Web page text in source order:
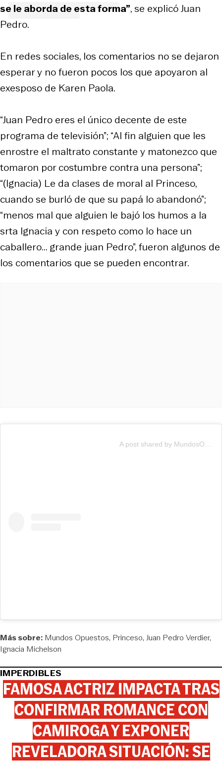
se le aborda de esta forma”, se explicó Juan
Pedro.
En redes sociales, los comentarios no se dejaron
esperar y no fueron pocos los que apoyaron al
exesposo de Karen Paola.
“Juan Pedro eres el único decente de este
programa de televisión”; “Al fin alguien que les
enrostre el maltrato constante y matonezco que
tomaron por costumbre contra una persona”;
“(Ignacia) Le da clases de moral al Princeso,
cuando se burló de que su papá lo abandonó”;
“menos mal que alguien le bajó los humos a la
srta Ignacia y con respeto como lo hace un
caballero... grande juan Pedro”, fueron algunos de
los comentarios que se pueden encontrar.
Más sobre: Mundos Opuestos Princeso Juan Pedro Verdier
Ignacia Michelson
IMPERDIBLES
FAMOSA ACTRIZ IMPACTA TRAS
CONFIRMAR ROMANCE CON
CAMIROGA Y EXPONER
REVELADORA SITUACIÓN: SE